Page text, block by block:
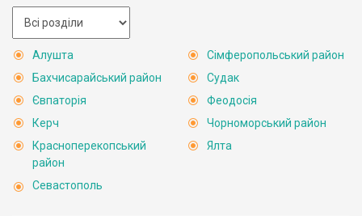
Алушта
Бахчисарайський район
Євпаторія
Керч
Красноперекопський
район
Севастополь
Сімферопольський район
Судак
Феодосія
Чорноморський район
Ялта